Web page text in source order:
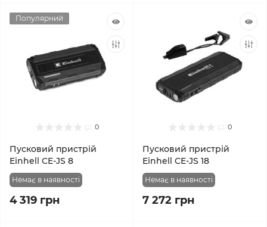
Популярний
0
Пусковий пристрій
Einhell CE-JS 8
Немає в наявності
4 319 грн
0
Пусковий пристрій
Einhell CE-JS 18
Немає в наявності
7 272 грн